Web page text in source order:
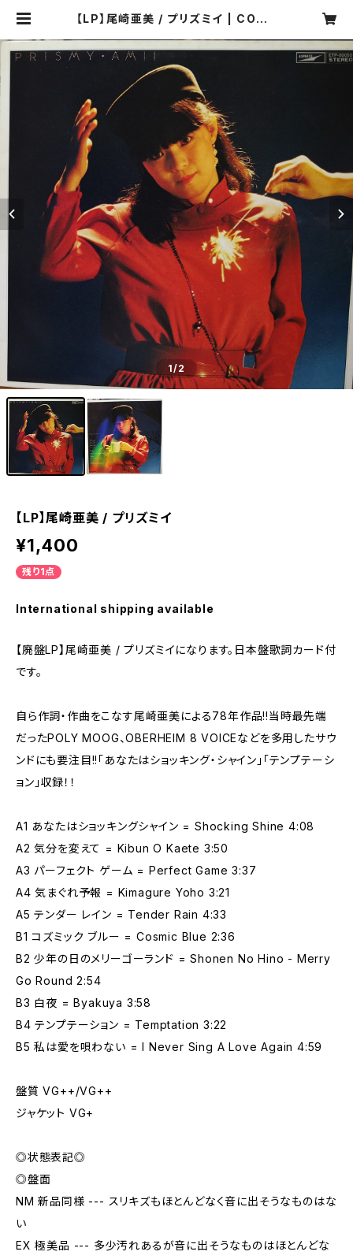
【LP】尾崎亜美 / プリズミイ | COMP
1/2
【LP】尾崎亜美 / プリズミイ
¥1,400
残り1点
International shipping available
【廃盤LP】尾崎亜美 / プリズミイになります。日本盤歌詞カード付
です。
自ら作詞・作曲をこなす尾崎亜美による78年作品!!当時最先端
だったPOLY MOOG、OBERHEIM 8 VOICEなどを多用したサウ
ンドにも要注目!!「あなたはショッキング・シャイン」「テンプテーシ
ョン」収録！！
A1 あなたはショッキングシャイン = Shocking Shine 4:08
A2 気分を変えて = Kibun O Kaete 3:50
A3 パーフェクト ゲーム = Perfect Game 3:37
A4 気まぐれ予報 = Kimagure Yoho 3:21
A5 テンダー レイン = Tender Rain 4:33
B1 コズミック ブルー = Cosmic Blue 2:36
B2 少年の日のメリーゴーランド = Shonen No Hino - Merry
Go Round 2:54
B3 白夜 = Byakuya 3:58
B4 テンプテーション = Temptation 3:22
B5 私は愛を唄わない = I Never Sing A Love Again 4:59
盤質 VG++/VG++
ジャケット VG+
◎状態表記◎
◎盤面
NM 新品同様 --- スリキズもほとんどなく音に出そうなものはな
い
EX 極美品 --- 多少汚れあるが音に出そうなものはほとんどな